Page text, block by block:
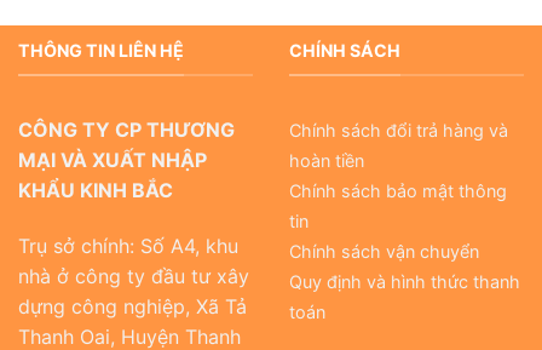
THÔNG TIN LIÊN HỆ
CÔNG TY CP THƯƠNG
MẠI VÀ XUẤT NHẬP
KHẨU KINH BẮC
Trụ sở chính: Số A4, khu
nhà ở công ty đầu tư xây
dựng công nghiệp, Xã Tả
Thanh Oai, Huyện Thanh
CHÍNH SÁCH
Chính sách đổi trả hàng và
hoàn tiền
Chính sách bảo mật thông
tin
Chính sách vận chuyển
Quy định và hình thức thanh
toán